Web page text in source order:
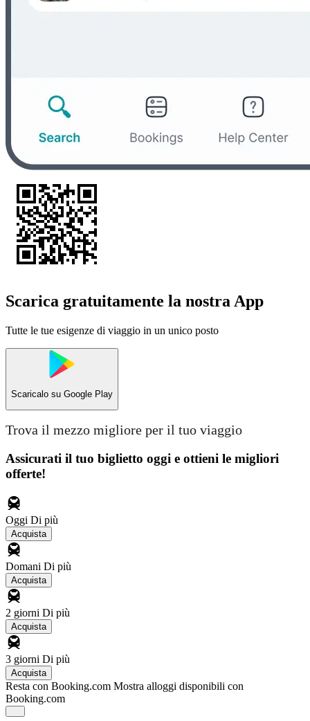
Scarica gratuitamente la nostra App
Tutte le tue esigenze di viaggio in un unico posto
Scaricalo su Google Play
Trova il mezzo migliore per il tuo viaggio
Assicurati il ​​tuo biglietto oggi e ottieni le migliori
offerte!
Oggi Di più
Acquista
Domani Di più
Acquista
2 giorni Di più
Acquista
3 giorni Di più
Acquista
Resta con Booking.com Mostra alloggi disponibili con
Booking.com